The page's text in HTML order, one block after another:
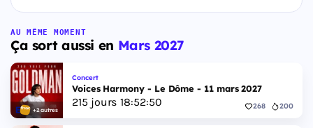
AU MÊME MOMENT
Ça sort aussi en Mars 2027
+2 autres
Concert
Voices Harmony - Le Dôme - 11 mars 2027
215 jours 18:52:49 268 200